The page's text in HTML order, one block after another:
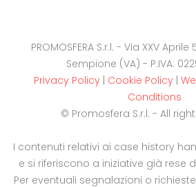
PROMOSFERA S.r.l. - Via XXV Aprile
Sempione (VA) - P.IVA:
Privacy Policy| Cookie Policy|
Conditions
© Promosfera S.r.l. - All
I contenuti relativi ai case history
e si riferiscono a iniziative già rese
Per eventuali segnalazioni o